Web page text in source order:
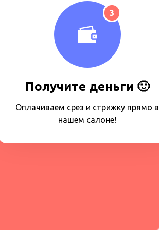
3
Получите деньги 🙂
Оплачиваем срез и стрижку прямо в
нашем салоне!